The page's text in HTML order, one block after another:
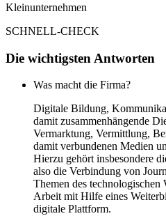
Kleinunternehmen
SCHNELL-CHECK
Die wichtigsten Antworten
Was macht die Firma?
Digitale Bildung,
damit zusammenhängende
Vermarktung, Vermittlung,
damit verbundenen Medien
Hierzu gehört insbesondere
also die Verbindung von
Themen des
Arbeit mit Hilfe eines
digitale Plattform.